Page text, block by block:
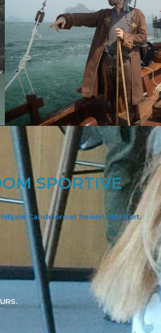
SPORTIVE
Candeloro et Nelson Montfort.